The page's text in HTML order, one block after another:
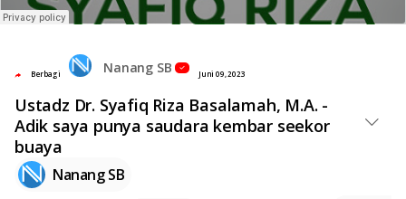
Berbagi Nanang SB Juni 09, 2023
Ustadz Dr. Syafiq Riza Basalamah, M.A. -
Adik saya punya saudara kembar seekor
buaya
Nanang SB